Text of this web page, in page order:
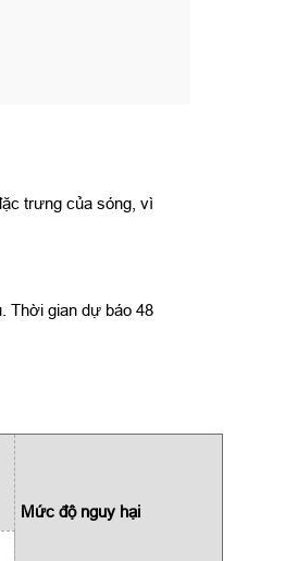
trưng của sóng, vì
Thời gian dự báo 48
Mức độ nguy hại